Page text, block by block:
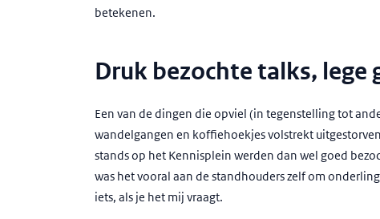
betekenen.
Druk bezochte talks, lege
Een van de dingen die opviel (in tegenstelling tot
wandelgangen en koffiehoekjes volstrekt
stands op het Kennisplein werden dan wel goed
was het vooral aan de standhouders zelf om
iets, als je het mij vraagt.